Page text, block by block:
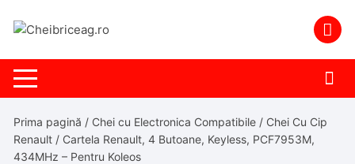
Prima pagină / Chei cu Electronica Compatibile / Chei Cu Cip
Renault / Cartela Renault, 4 Butoane, Keyless, PCF7953M,
434MHz – Pentru Koleos